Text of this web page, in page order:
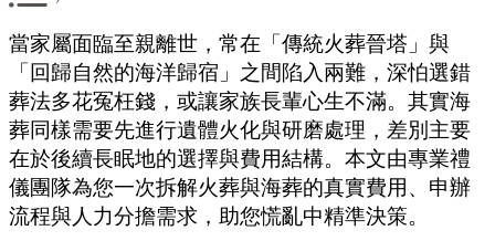
當家屬面臨至親離世，常在「傳統火葬晉塔」與
「回歸自然的海洋歸宿」之間陷入兩難，深怕選錯
葬法多花冤枉錢，或讓家族長輩心生不滿。其實海
葬同樣需要先進行遺體火化與研磨處理，差別主要
在於後續長眠地的選擇與費用結構。本文由專業禮
儀團隊為您一次拆解火葬與海葬的真實費用、申辦
流程與人力分擔需求，助您慌亂中精準決策。